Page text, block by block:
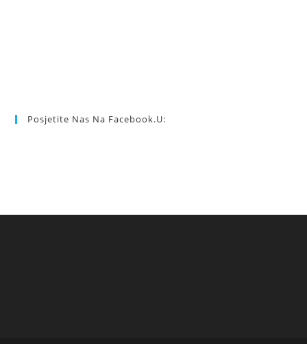
Posjetite Nas Na Facebook.u: